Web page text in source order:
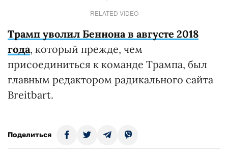
RELATED VIDEO
Трамп уволил Беннона в августе 2018
года, который прежде, чем
присоединиться к команде Трампа, был
главным редактором радикального сайта
Breitbart.
Поделиться